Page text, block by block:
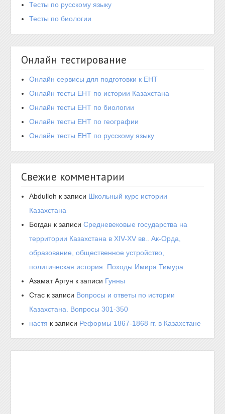
Тесты по русскому языку
Тесты по биологии
Онлайн тестирование
Онлайн сервисы для подготовки к ЕНТ
Онлайн тесты ЕНТ по истории Казахстана
Онлайн тесты ЕНТ по биологии
Онлайн тесты ЕНТ по географии
Онлайн тесты ЕНТ по русскому языку
Свежие комментарии
Abdulloh к записи Школьный курс истории
Казахстана
Богдан к записиСредневековые государства на
территории Казахстана в XIV-XV вв.. Ак-Орда,
образование, общественное устройство,
политическая история. Походы Имира Тимура.
Азамат Аргун к записи Гунны
Стас к записи Вопросы и ответы по истории
Казахстана. Вопросы 301-350
настя к записи Реформы 1867-1868 гг. в Казахстане